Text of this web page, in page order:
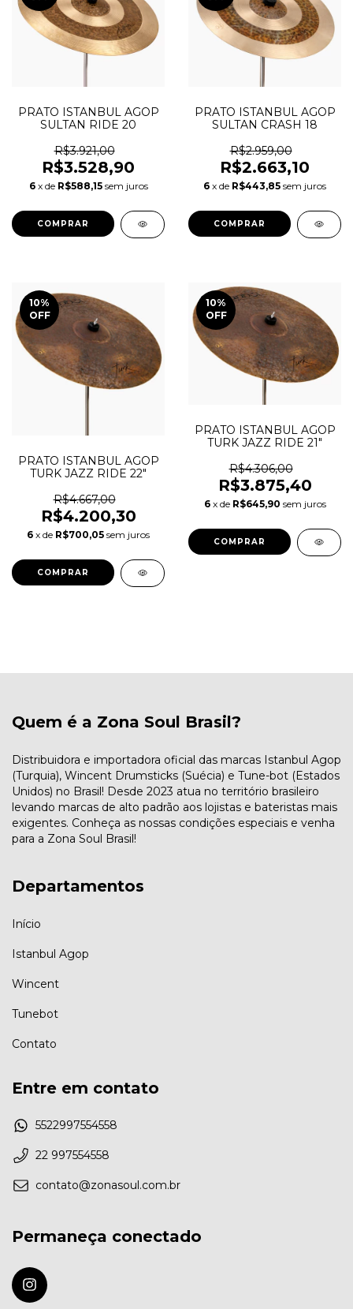
PRATO ISTANBUL AGOP
SULTAN RIDE 20
R$3.921,00
R$3.528,90
6 x de R$588,15 sem juros
PRATO ISTANBUL AGOP
SULTAN CRASH 18
R$2.959,00
R$2.663,10
6 x de R$443,85 sem juros
10%
OFF
PRATO ISTANBUL AGOP
TURK JAZZ RIDE 22"
R$4.667,00
R$4.200,30
6 x de R$700,05 sem juros
10%
OFF
PRATO ISTANBUL AGOP
TURK JAZZ RIDE 21"
R$4.306,00
R$3.875,40
6 x de R$645,90 sem juros
Quem é a Zona Soul Brasil?
Distribuidora e importadora oficial das marcas Istanbul Agop
(Turquia), Wincent Drumsticks (Suécia) e Tune-bot (Estados
Unidos) no Brasil! Desde 2023 atua no território brasileiro
levando marcas de alto padrão aos lojistas e bateristas mais
exigentes. Conheça as nossas condições especiais e venha
para a Zona Soul Brasil!
Departamentos
Início
Istanbul Agop
Wincent
Tunebot
Contato
Entre em contato
5522997554558
22 997554558
contato@zonasoul.com.br
Permaneça conectado